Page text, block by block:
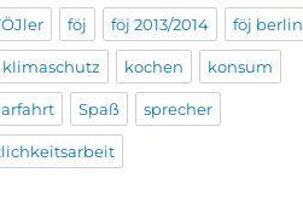
föj föj 2013/2014 föj berlin
klimaschutz kochen konsum
Spaß sprecher